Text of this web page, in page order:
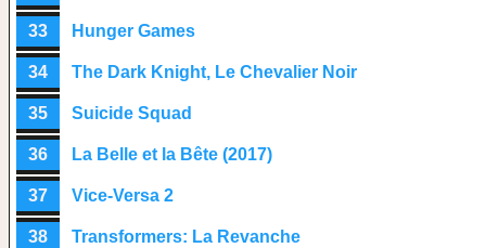
33 Hunger Games
34 The Dark Knight, Le Chevalier Noir
35 Suicide Squad
36 La Belle et la Bête (2017)
37 Vice-Versa 2
38 Transformers: La Revanche